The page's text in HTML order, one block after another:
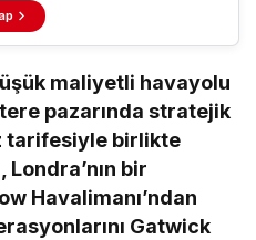
maliyetli havayolu
pazarında stratejik
tarifesiyle birlikte
Londra’nın bir
Havalimanı’ndan
Gatwick